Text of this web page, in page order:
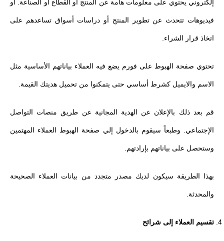
إلكتروني يحتوي على معلومات هامة عن المنتج أو القطاع أو الصناعة. أو
فيديوهات تتحدث عن تطوير المنتج أو دراسات أسواق تساعدهم على
اتخاذ قرار الشراء.
تحتوي صفحة الهبوط على فورم يضع فيه العملاء بياناتهم الأساسية مثل
الاسم والايميل كشرط أساسي حتى يتمكنوا من تحميل هديتك القيمة.
قم بعد ذلك بالإعلان عن الهدية المجانية عن طريق منصات التواصل
الإجتماعي. وطبعاً سيقوم بالدخول إلي صفحة الهبوط العملاء المهتمين
وستحصل على بياناتهم بإرادتهم.
بهذا الطريقة سيكون لديك مصدر متجدد من بيانات العملاء الصحيحة
والمحدثة.
تقسيم العملاء إلى شرائح